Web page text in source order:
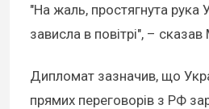
"На жаль, простягнута рука
зависла в повітрі", –
Дипломат зазначив, що
прямих переговорів з РФ